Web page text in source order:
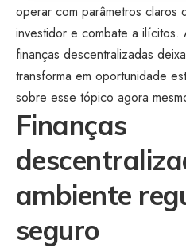
operar com parâmetros
investidor e combate a ilícitos.
finanças descentralizadas
transforma em oportunidade
sobre esse tópico agora
Finanças
ambiente
seguro